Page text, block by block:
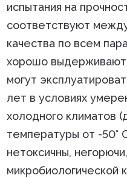
испытания на
соответствуют
качества по всем
хорошо
могут
лет в условиях
холодного климатов
температуры от -50°
нетоксичны,
микробиологической